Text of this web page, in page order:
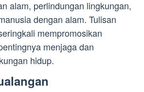
alam, perlindungan lingkungan,
dengan alam. Tulisan
mempromosikan
menjaga dan
hidup.